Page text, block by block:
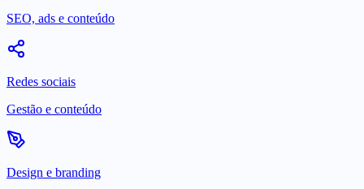
SEO, ads e conteúdo
Redes sociais
Gestão e conteúdo
Design e branding